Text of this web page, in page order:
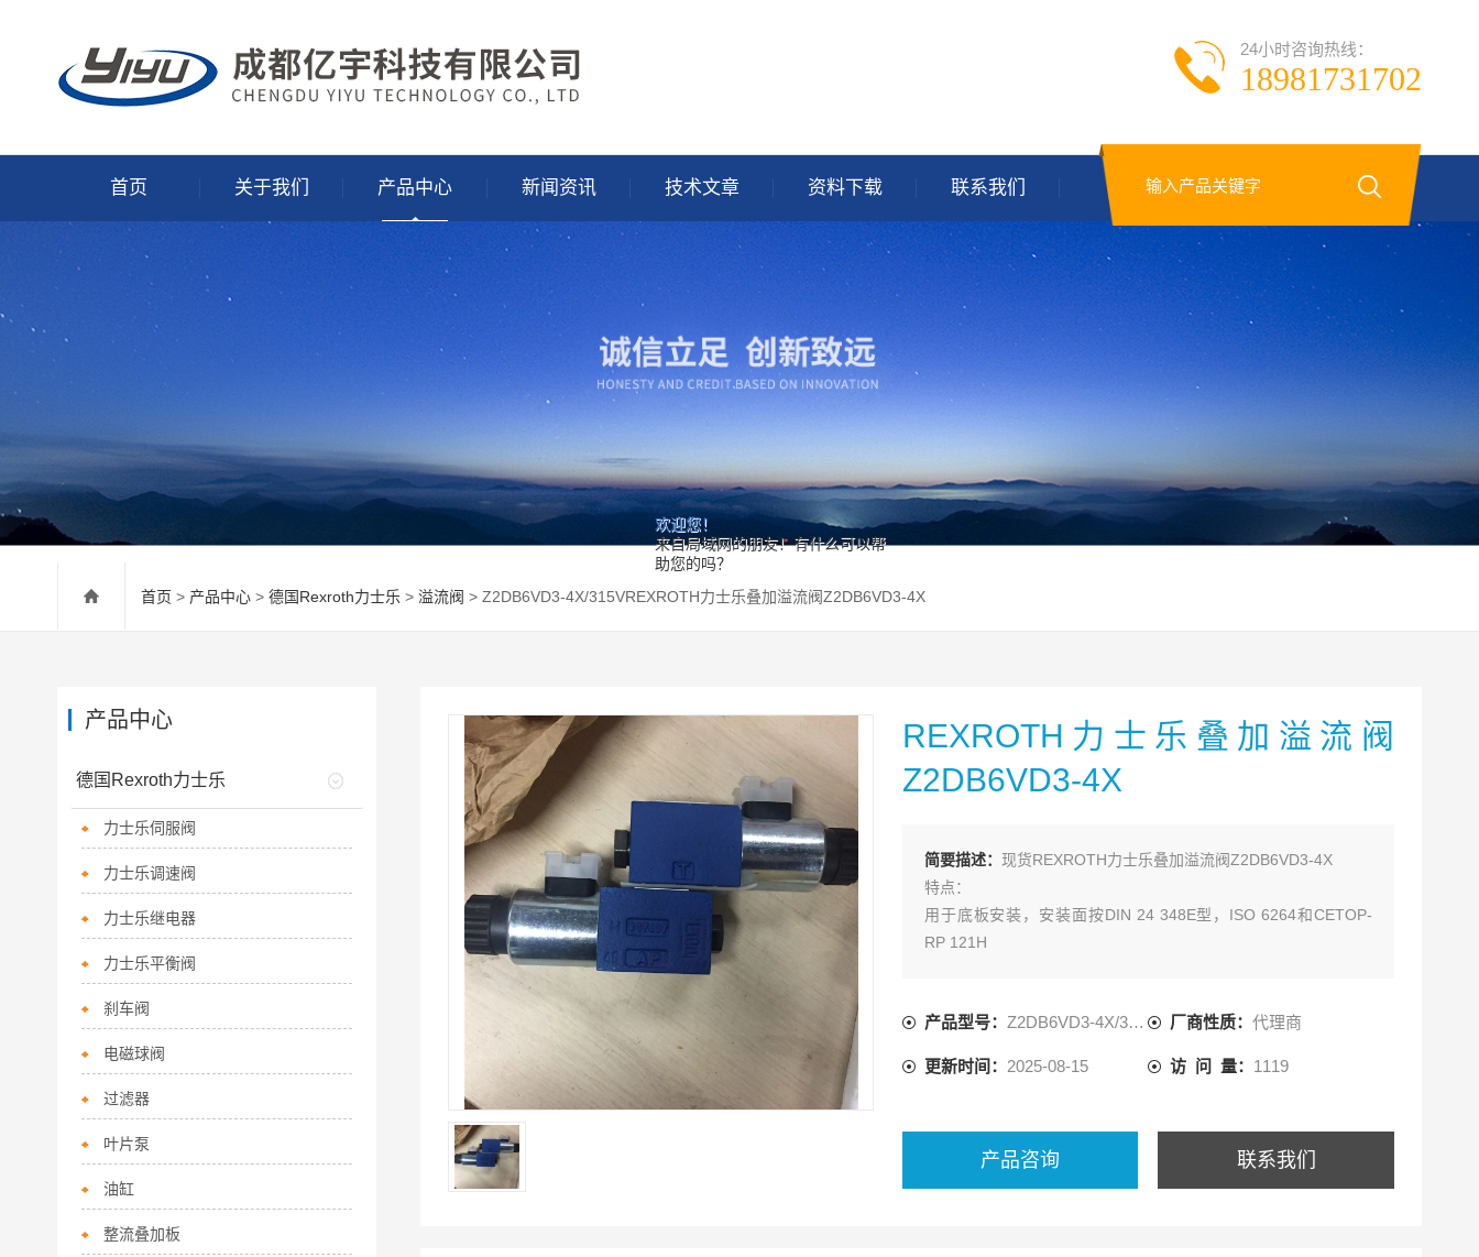
欢迎您！
来自局域网的朋友！有什么可以帮
助您的吗？
24小时咨询热线：
18981731702
首页 关于我们 产品中心 新闻资讯 技术文章 资料下载 联系我们
首页 > 产品中心 > 德国Rexroth力士乐 > 溢流阀 > Z2DB6VD3-4X/315VREXROTH力士乐叠加溢流阀Z2DB6VD3-4X
REXROTH力士乐叠加溢流阀
Z2DB6VD3-4X
简要描述： 现货REXROTH力士乐叠加溢流阀Z2DB6VD3-4X
特点：
用于底板安装，安装面按DIN 24 348E型，ISO 6264和CETOP-
RP 121H
产品型号： Z2DB6VD3-4X/315V 厂商性质：代理商
更新时间： 2025-08-15 访 问 量： 1119
产品咨询 联系我们
产品中心
德国Rexroth力士乐
力士乐伺服阀
力士乐调速阀
力士乐继电器
力士乐平衡阀
刹车阀
电磁球阀
过滤器
叶片泵
油缸
整流叠加板